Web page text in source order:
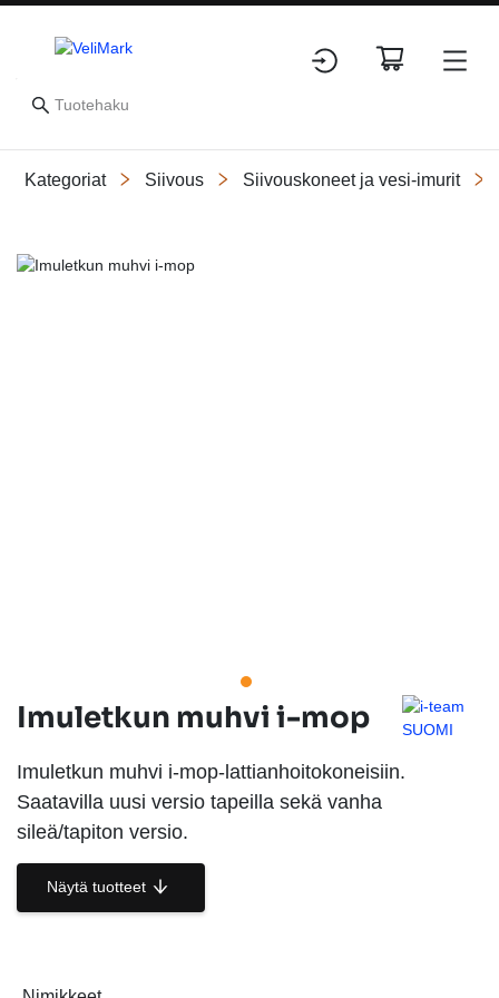
Kategoriat Siivous Siivouskoneet ja vesi-imurit
Slide 1 of 1
Imuletkun muhvi i-mop
Imuletkun muhvi i-mop-lattianhoitokoneisiin.
Saatavilla uusi versio tapeilla sekä vanha
sileä/tapiton versio.
Näytä tuotteet